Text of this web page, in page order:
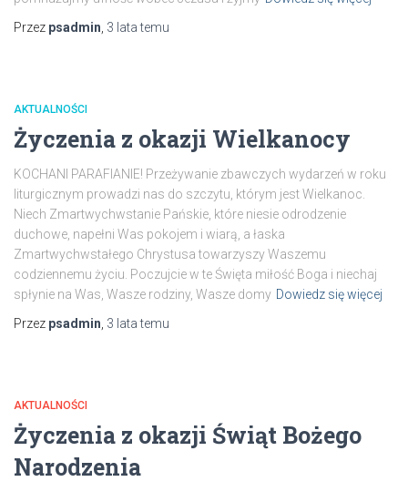
Przez psadmin 3 latatemu
AKTUALNOŚCI
Życzenia z okazji Wielkanocy
KOCHANI PARAFIANIE! Przeżywanie zbawczych wydarzeń w roku
liturgicznym prowadzi nas do szczytu, którym jest Wielkanoc.
Niech Zmartwychwstanie Pańskie, które niesie odrodzenie
duchowe, napełni Was pokojem i wiarą, a łaska
Zmartwychwstałego Chrystusa towarzyszy Waszemu
codziennemu życiu. Poczujcie w te Święta miłość Boga i niechaj
spłynie na Was, Wasze rodziny, Wasze domy Dowiedz się więcej
Przez psadmin 3 latatemu
AKTUALNOŚCI
Życzenia z okazji Świąt Bożego
Narodzenia